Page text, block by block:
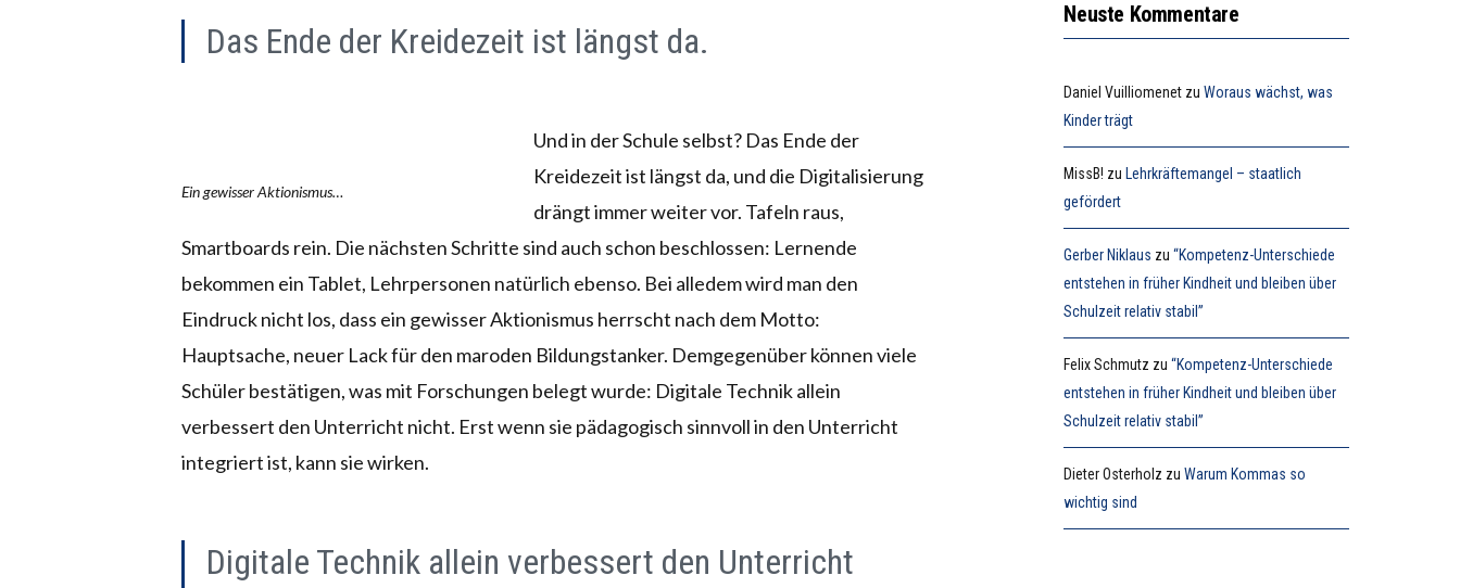
Das Ende der Kreidezeit ist längst da.
Ein gewisser Aktionismus…
Und in der Schule selbst? Das Ende der
Kreidezeit ist längst da, und die Digitalisierung
drängt immer weiter vor. Tafeln raus,
Smartboards rein. Die nächsten Schritte sind auch schon beschlossen: Lernende
bekommen ein Tablet, Lehrpersonen natürlich ebenso. Bei alledem wird man den
Eindruck nicht los, dass ein gewisser Aktionismus herrscht nach dem Motto:
Hauptsache, neuer Lack für den maroden Bildungstanker. Demgegenüber können viele
Schüler bestätigen, was mit Forschungen belegt wurde: Digitale Technik allein
verbessert den Unterricht nicht. Erst wenn sie pädagogisch sinnvoll in den Unterricht
integriert ist, kann sie wirken.
Digitale Technik allein verbessert den Unterricht
Neuste Kommentare
Daniel Vuilliomenet zuWoraus wächst, was
Kinder trägt
MissB! zu Lehrkräftemangel – staatlich
gefördert
Gerber Niklaus zu“Kompetenz-Unterschiede
entstehen in früher Kindheit und bleiben über
Schulzeit relativ stabil”
Felix Schmutz zu“Kompetenz-Unterschiede
entstehen in früher Kindheit und bleiben über
Schulzeit relativ stabil”
Dieter Osterholz zuWarum Kommas so
wichtig sind